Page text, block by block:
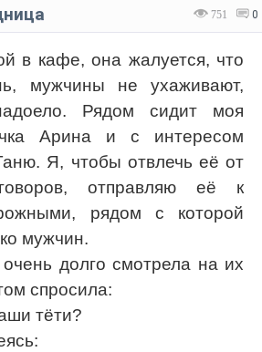
751 0
в кафе, она жалуется, что
мужчины не ухаживают,
Рядом сидит моя
Арина и с интересом
Я, чтобы отвлечь её от
отправляю её к
рядом с которой
мужчин.
долго смотрела на их
спросила:
тёти?